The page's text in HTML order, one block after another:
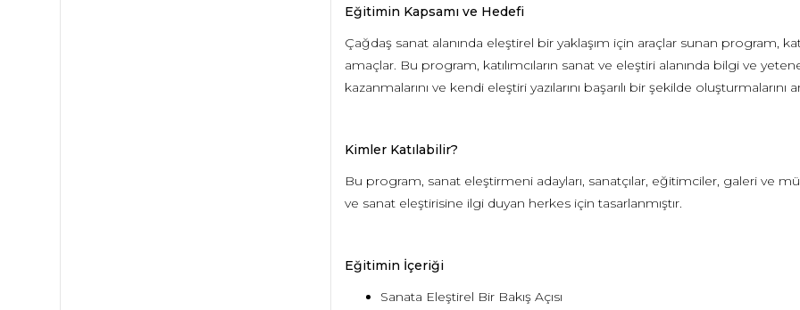
Eğitimin Kapsamı ve Hedefi
Çağdaş sanat alanında eleştirel bir yaklaşım için araçlar sunan program,
amaçlar. Bu program, katılımcıların sanat ve eleştiri alanında bilgi ve
kazanmalarını ve kendi eleştiri yazılarını başarılı bir şekilde oluşturmalarını
Kimler Katılabilir?
Bu program, sanat eleştirmeni adayları, sanatçılar, eğitimciler, galeri ve
ve sanat eleştirisine ilgi duyan herkes için tasarlanmıştır.
Eğitimin İçeriği
Sanata Eleştirel Bir Bakış Açısı